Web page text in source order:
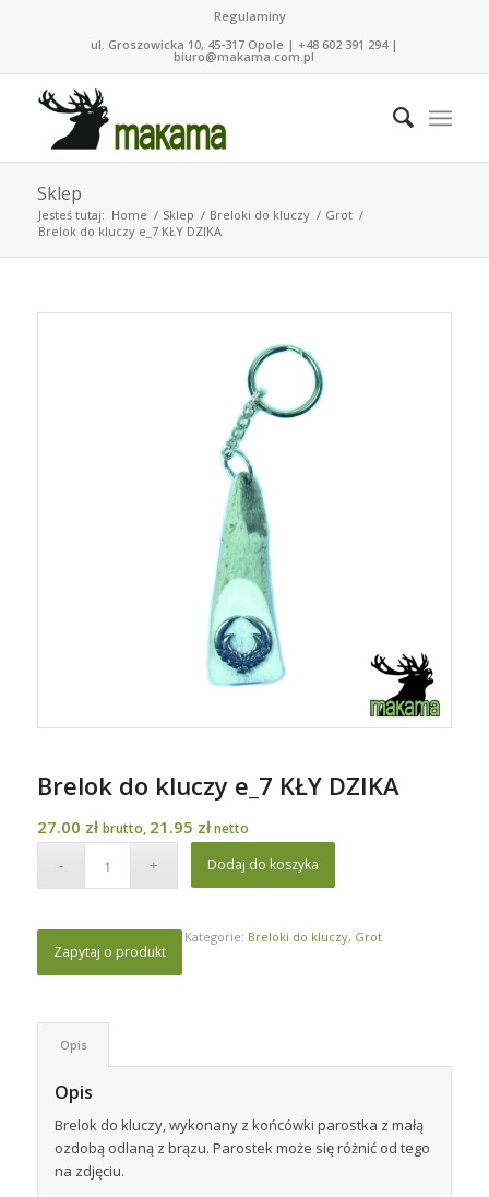
Regulaminy
ul. Groszowicka 10, 45-317 Opole | +48 602 391 294 |
biuro@makama.com.pl
Sklep
Jesteś tutaj: Home / Sklep / Breloki do kluczy / Grot /
Brelok do kluczy e_7 KŁY DZIKA
Brelok do kluczy e_7 KŁY DZIKA
27.00 zł brutto, 21.95 złnetto
Dodaj do koszyka
Kategorie: Breloki do kluczy, Grot
Zapytaj o produkt
Opis
Opis
Brelok do kluczy, wykonany z końcówki parostka z małą
ozdobą odlaną z brązu. Parostek może się różnić od tego
na zdjęciu.